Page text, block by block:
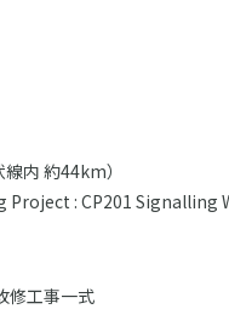
内 約44km）
: CP201 Signalling
修工事一式